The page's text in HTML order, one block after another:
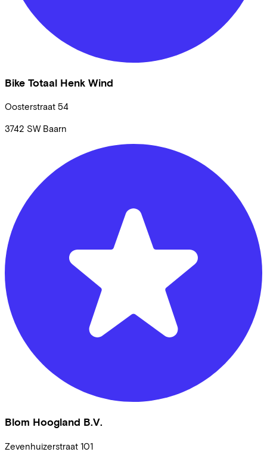
Bike Totaal Henk Wind
Oosterstraat 54
3742 SW Baarn
Blom Hoogland B.V.
Zevenhuizerstraat 101